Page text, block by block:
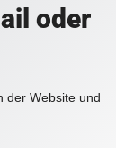
oder
der Website und